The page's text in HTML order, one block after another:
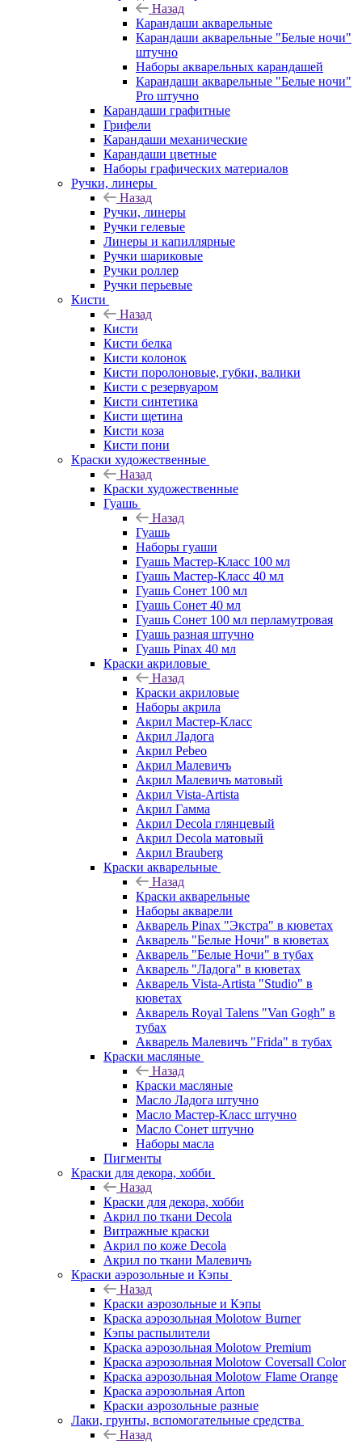
Назад
Карандаши акварельные
Карандаши акварельные "Белые ночи"
штучно
Наборы акварельных карандашей
Карандаши акварельные "Белые ночи"
Pro штучно
Карандаши графитные
Грифели
Карандаши механические
Карандаши цветные
Наборы графических материалов
Ручки, линеры
Назад
Ручки, линеры
Ручки гелевые
Линеры и капиллярные
Ручки шариковые
Ручки роллер
Ручки перьевые
Кисти
Назад
Кисти
Кисти белка
Кисти колонок
Кисти поролоновые, губки, валики
Кисти с резервуаром
Кисти синтетика
Кисти щетина
Кисти коза
Кисти пони
Краски художественные
Назад
Краски художественные
Гуашь
Назад
Гуашь
Наборы гуаши
Гуашь Мастер-Класс 100 мл
Гуашь Мастер-Класс 40 мл
Гуашь Сонет 100 мл
Гуашь Сонет 40 мл
Гуашь Сонет 100 мл перламутровая
Гуашь разная штучно
Гуашь Pinax 40 мл
Краски акриловые
Назад
Краски акриловые
Наборы акрила
Акрил Мастер-Класс
Акрил Ладога
Акрил Pebeo
Акрил Малевичъ
Акрил Малевичъ матовый
Акрил Vista-Artista
Акрил Гамма
Акрил Decola глянцевый
Акрил Decola матовый
Акрил Brauberg
Краски акварельные
Назад
Краски акварельные
Наборы акварели
Акварель Pinax "Экстра" в кюветах
Акварель "Белые Ночи" в кюветах
Акварель "Белые Ночи" в тубах
Акварель "Ладога" в кюветах
Акварель Vista-Artista "Studio" в
кюветах
Акварель Royal Talens "Van Gogh" в
тубах
Акварель Малевичъ "Frida" в тубах
Краски масляные
Назад
Краски масляные
Масло Ладога штучно
Масло Мастер-Класс штучно
Масло Сонет штучно
Наборы масла
Пигменты
Краски для декора, хобби
Назад
Краски для декора, хобби
Акрил по ткани Decola
Витражные краски
Акрил по коже Decola
Акрил по ткани Малевичъ
Краски аэрозольные и Кэпы
Назад
Краски аэрозольные и Кэпы
Краска аэрозольная Molotow Burner
Кэпы распылители
Краска аэрозольная Molotow Premium
Краска аэрозольная Molotow Coversall Color
Краска аэрозольная Molotow Flame Orange
Краска аэрозольная Arton
Краски аэрозольные разные
Лаки, грунты, вспомогательные средства
Назад